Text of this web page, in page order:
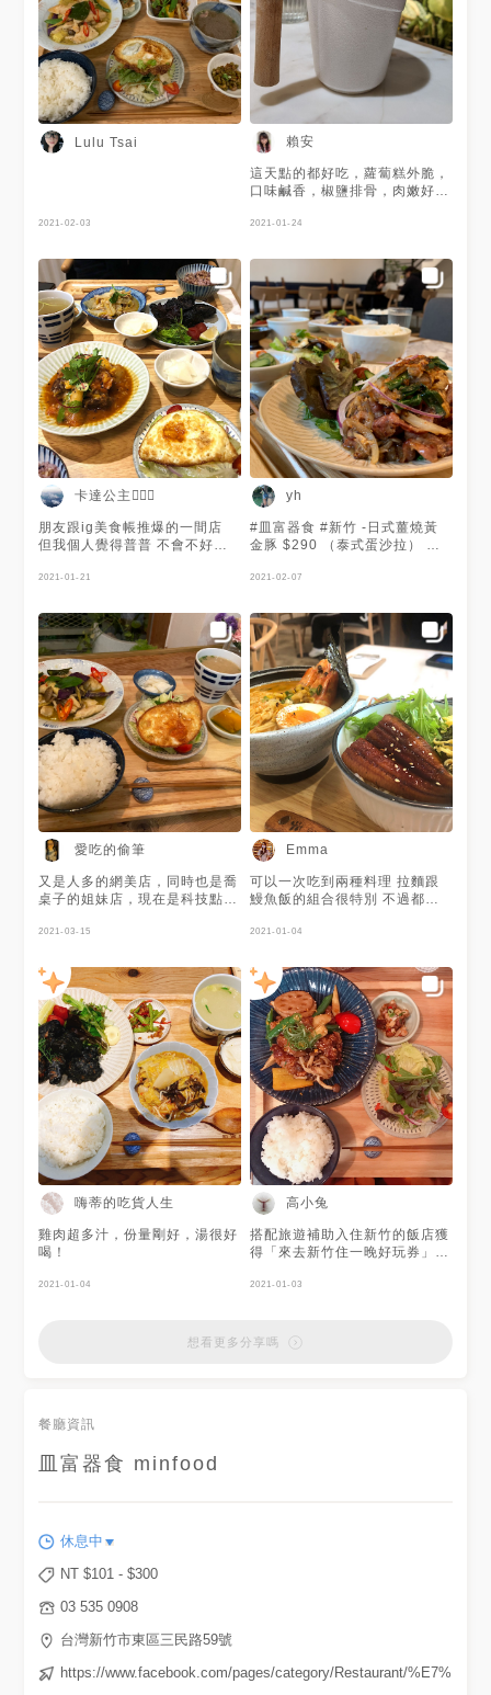
Lulu Tsai
2021-02-03
賴安
這天點的都好吃，蘿蔔糕外脆，
口味鹹香，椒鹽排骨，肉嫩好
湯頭很鮮甜，金萱烏龍味道清
2021-01-24
卡達公主🧝🏻‍♀️
朋友跟ig美食帳推爆的一間店
但我個人覺得普普 不會不好吃
價位所以覺得cp值不高 建議當
韓式果香牛腩$420 老實說沒吃
到韓式跟果香的感覺😢 但裡面
有4條年糕還算韓啦XD 比起韓
式我覺得更像義式番茄燉牛腩
但肉質也沒有很驚艷沒有特別軟
嫩 不過醬汁拌飯還不錯～ 整體
來說醃蘿蔔像韓式 小菜是泰式
湯是日式 一餐能吃到這麼多元
的菜色也是很開心啦 🥢極上唐
揚黑炸雞$290 最大賣點就是黑
色的炸皮 不會覺得很膩或太油
膩 肌肉也蠻鮮嫩的 但其餘跟韓
式果香牛腩差不多 都普普通通
飯可選白飯或十穀飯還可以續一
碗 我和朋友都最喜歡醃蘿蔔哈
哈哈 看價位應該是不會再去了
不過新朋友還是可以試試看！
2021-01-21
yh
#皿富器食 #新竹 -日式薑燒黃
金豚 $290 （泰式蛋沙拉） 滋
味，薑的味道也很和諧。整體份
拉或砂鍋白菜，砂鍋白菜就是家
常的白菜滷，泰式蛋沙拉有一顆
非常漂亮的半熟荷包蛋外加一些
沾了泰式酸辣醬的生菜沙拉。也
會附上一顆小豆腐，上面有小小
的干貝碎屑，普普通通。還有一
碗味噌湯，味噌湯內很有誠意，
有好幾顆貝類。 湯和白飯都可
以續，整體而言，是豐盛的餐
點。 / 店內裝潢很漂亮，很適合
拍照。餐點價格雖不平價，但都
很美味，是令人吃了很開心的食
物們。在下午奇怪的時間點覓
食，到處都沒東西吃，值得遇到
了這家，我們都覺得得到救贖。
2021-02-07
愛吃的偷筆
又是人多的網美店，同時也是喬
桌子的姐妹店，現在是科技點餐
2021-03-15
Emma
可以一次吃到兩種料理 拉麵跟
鰻魚飯的組合很特別 不過都表
他的餐點 不過環境很舒適適合
都好緩慢⋯ 需要很多耐心等待⌛️
2021-01-04
嗨蒂的吃貨人生
雞肉超多汁，份量剛好，湯很好
喝！
2021-01-04
高小兔
搭配旅遊補助入住新竹的飯店獲
得「來去新竹住一晚好玩券」
手禮、文創等店家消費，皿富器
是個很新鮮的體驗，料理的種類
2021-01-03
想看更多分享嗎
餐廳資訊
皿富器食 minfood
休息中
NT $101 - $300
03 535 0908
台灣新竹市東區三民路59號
https://www.facebook.com/pages/category/Restaurant/%E7%